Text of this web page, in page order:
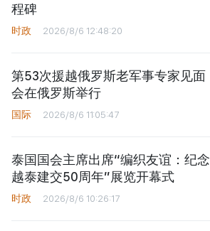
程碑
时政 2026/8/6 12:48:20
第53次援越俄罗斯老军事专家见面
会在俄罗斯举行
国际 2026/8/6 11:05:47
泰国国会主席出席“编织友谊：纪念
越泰建交50周年”展览开幕式
时政 2026/8/6 10:26:17